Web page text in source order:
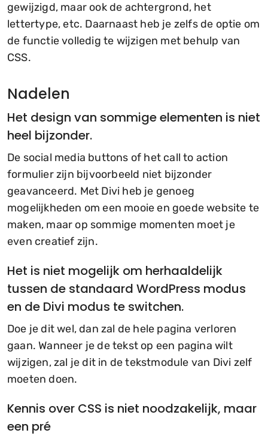
gewijzigd, maar ook de achtergrond, het
lettertype, etc. Daarnaast heb je zelfs de optie om
de functie volledig te wijzigen met behulp van
CSS.
Nadelen
Het design van sommige elementen is niet
heel bijzonder.
De social media buttons of het call to action
formulier zijn bijvoorbeeld niet bijzonder
geavanceerd. Met Divi heb je genoeg
mogelijkheden om een mooie en goede website te
maken, maar op sommige momenten moet je
even creatief zijn.
Het is niet mogelijk om herhaaldelijk
tussen de standaard WordPress modus
en de Divi modus te switchen.
Doe je dit wel, dan zal de hele pagina verloren
gaan. Wanneer je de tekst op een pagina wilt
wijzigen, zal je dit in de tekstmodule van Divi zelf
moeten doen.
Kennis over CSS is niet noodzakelijk, maar
een pré